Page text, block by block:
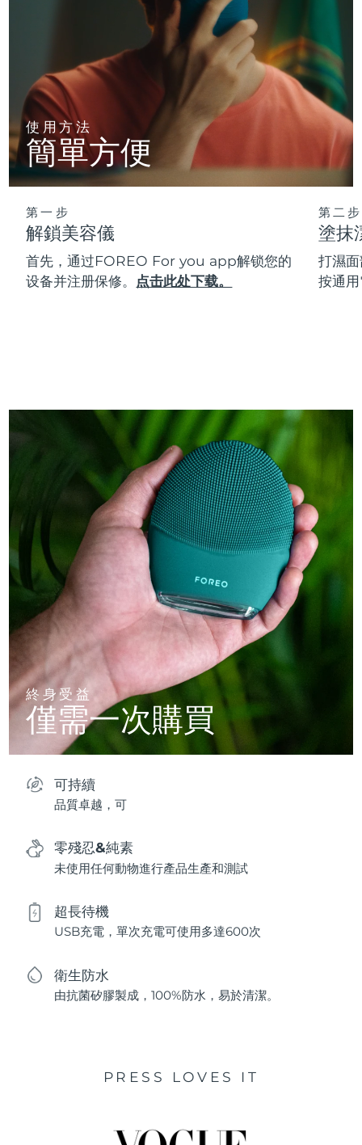
使用方法
簡單方便
第一步
解鎖美容儀
首先，通过FOREO For you app解锁您的
设备并注册保修。 点击此处下载。
第二步
塗抹
打濕
按通
終身受益
僅需一次購買
可持續
品質卓越，可
零殘忍&純素
未使用任何動物進行產品生產和測試
超長待機
USB充電，單次充電可使用多達600次
衛生防水
由抗菌矽膠製成，100%防水，易於清潔。
PRESS LOVES IT